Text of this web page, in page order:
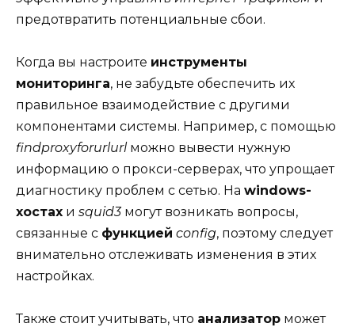
предотвратить потенциальные сбои.
Когда вы настроите инструменты
мониторинга, не забудьте обеспечить их
правильное взаимодействие с другими
компонентами системы. Например, с помощью
findproxyforurlurlможно вывести нужную
информацию о прокси-серверах, что упрощает
диагностику проблем с сетью. На windows-
хостах и squid3могут возникать вопросы,
связанные с функцией config, поэтому следует
внимательно отслеживать изменения в этих
настройках.
Также стоит учитывать, что анализатор может